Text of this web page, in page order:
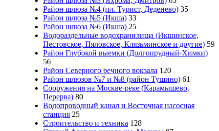
Район шлюза №4 (пл. Турист, Деденево) 35
Район шлюза №5 (Икша) 33
Район шлюза №6 (Икша) 25
Водораздельные водохранилища (Икшинское,
Пестовское, Пяловское, Клязьминское и другие) 59
Район Глубокой выемки (Долгопрудный-Химки)
56
Район Северного речного вокзала 120
Район шлюзов №7 и №8 (район Тушино) 61
Сооружения на Москве-реке (Карамышево,
Перерва) 80
Водопроводный канал и Восточная насосная
станция 25
Строительство и техника 128